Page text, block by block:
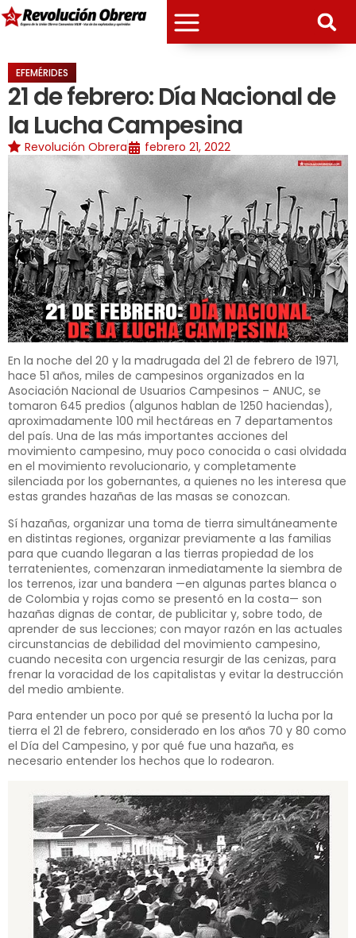
EFEMÉRIDES
21 de febrero: Día Nacional de
la Lucha Campesina
Revolución Obrera febrero 21, 2022
En la noche del 20 y la madrugada del 21 de febrero de 1971,
hace 51 años, miles de campesinos organizados en la
Asociación Nacional de Usuarios Campesinos – ANUC, se
tomaron 645 predios (algunos hablan de 1250 haciendas),
aproximadamente 100 mil hectáreas en 7 departamentos
del país. Una de las más importantes acciones del
movimiento campesino, muy poco conocida o casi olvidada
en el movimiento revolucionario, y completamente
silenciada por los gobernantes, a quienes no les interesa que
estas grandes hazañas de las masas se conozcan.
Sí hazañas, organizar una toma de tierra simultáneamente
en distintas regiones, organizar previamente a las familias
para que cuando llegaran a las tierras propiedad de los
terratenientes, comenzaran inmediatamente la siembra de
los terrenos, izar una bandera —en algunas partes blanca o
de Colombia y rojas como se presentó en la costa— son
hazañas dignas de contar, de publicitar y, sobre todo, de
aprender de sus lecciones; con mayor razón en las actuales
circunstancias de debilidad del movimiento campesino,
cuando necesita con urgencia resurgir de las cenizas, para
frenar la voracidad de los capitalistas y evitar la destrucción
del medio ambiente.
Para entender un poco por qué se presentó la lucha por la
tierra el 21 de febrero, considerado en los años 70 y 80 como
el Día del Campesino, y por qué fue una hazaña, es
necesario entender los hechos que lo rodearon.